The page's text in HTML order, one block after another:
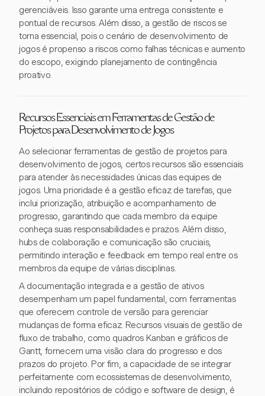
gerenciáveis. Isso garante uma entrega consistente e
pontual de recursos. Além disso, a gestão de riscos se
torna essencial, pois o cenário de desenvolvimento de
jogos é propenso a riscos como falhas técnicas e aumento
do escopo, exigindo planejamento de contingência
proativo.
Recursos Essenciais em Ferramentas de Gestão de
Projetos para Desenvolvimento de Jogos
Ao selecionar ferramentas de gestão de projetos para
desenvolvimento de jogos, certos recursos são essenciais
para atender às necessidades únicas das equipes de
jogos. Uma prioridade é a gestão eficaz de tarefas, que
inclui priorização, atribuição e acompanhamento de
progresso, garantindo que cada membro da equipe
conheça suas responsabilidades e prazos. Além disso,
hubs de colaboração e comunicação são cruciais,
permitindo interação e feedback em tempo real entre os
membros da equipe de várias disciplinas.
A documentação integrada e a gestão de ativos
desempenham um papel fundamental, com ferramentas
que oferecem controle de versão para gerenciar
mudanças de forma eficaz. Recursos visuais de gestão de
fluxo de trabalho, como quadros Kanban e gráficos de
Gantt, fornecem uma visão clara do progresso e dos
prazos do projeto. Por fim, a capacidade de se integrar
perfeitamente com ecossistemas de desenvolvimento,
incluindo repositórios de código e software de design, é